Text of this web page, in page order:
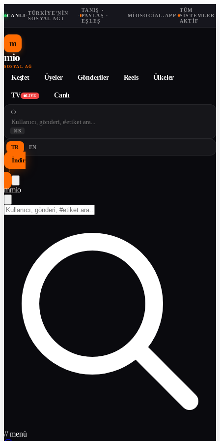
CANLI ·TÜRKIYE'NIN
SOSYAL AĞI
·
TANIŞ ·
PAYLAŞ ·
EŞLEŞ
MIOSOCIAL.APP·
TÜM
SISTEMLER
AKTIF
m
mio
SOSYAL AĞ
Keşfet Üyeler Gönderiler Reels Ülkeler
TV LIVE Canlı
⌘K
TR EN
İndir
↓
mmio
// menü